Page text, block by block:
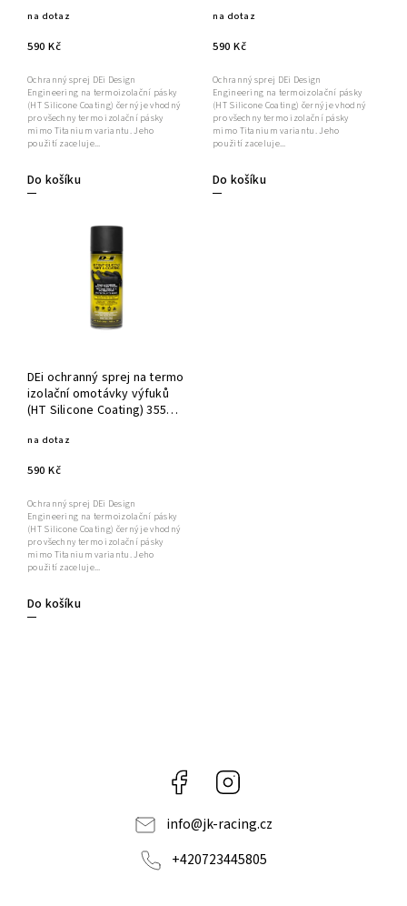
na dotaz
590 Kč
Do košíku
Ochranný sprej DEi Design
Engineering na termoizolační pásky
(HT Silicone Coating) černý je vhodný
pro všechny termo izolační pásky
mimo Titanium variantu. Jeho
použití zaceluje...
na dotaz
590 Kč
Do košíku
Ochranný sprej DEi Design
Engineering na termoizolační pásky
(HT Silicone Coating) černý je vhodný
pro všechny termo izolační pásky
mimo Titanium variantu. Jeho
použití zaceluje...
DEi ochranný sprej na termo
izolační omotávky výfuků
(HT Silicone Coating) 355ml,
na dotaz
590 Kč
Do košíku
Ochranný sprej DEi Design
Engineering na termoizolační pásky
(HT Silicone Coating) černý je vhodný
pro všechny termo izolační pásky
mimo Titanium variantu. Jeho
použití zaceluje...
Facebook
info@jk-racing.cz
+420723445805